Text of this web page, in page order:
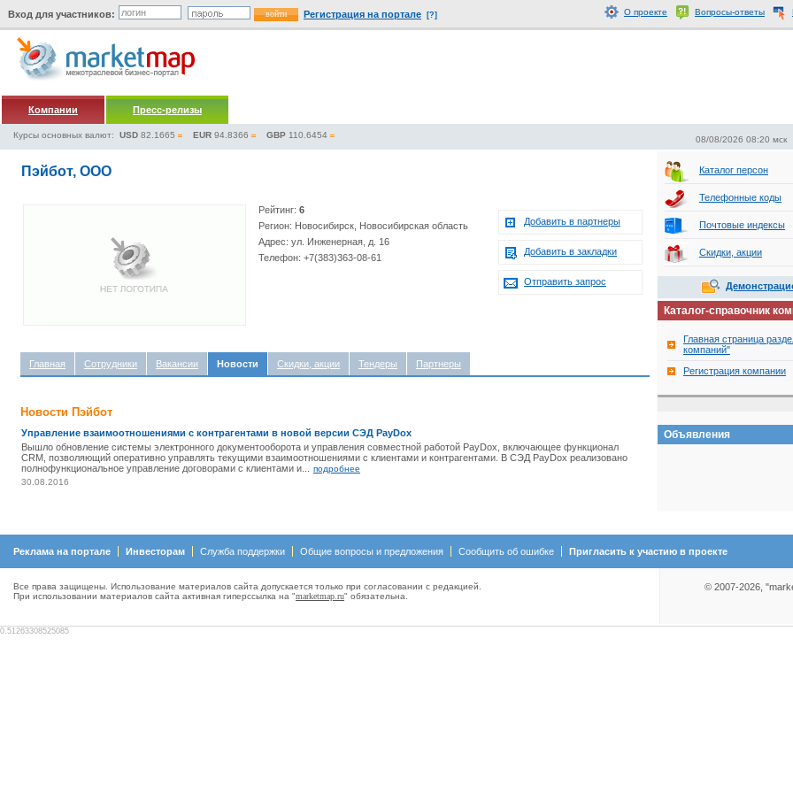
Вход для участников: Регистрация на портале [?] О проекте Вопросы-ответы
Компании Пресс-релизы
08/08/2026 08:20
Курсы основных валют: USD 82.1665 EUR 94.8366 GBP 110.6454
Пэйбот, ООО
Рейтинг: 6
Регион: Новосибирск, Новосибирская область
Адрес: ул. Инженерная, д. 16
Телефон: +7(383)363-08-61
Добавить в партнеры
Добавить в закладки
Отправить запрос
Главная Сотрудники Вакансии Новости Скидки, акции Тендеры Партнеры
Новости Пэйбот
Управление взаимоотношениями с контрагентами в новой версии СЭД PayDox
Вышло обновление системы электронного документооборота и управления совместной работой PayDox, включающее функционал
CRM, позволяющий оперативно управлять текущими взаимоотношениями с клиентами и контрагентами. В СЭД PayDox реализовано
полнофункциональное управление договорами с клиентами и...
подробнее
30.08.2016
Каталог персон
Телефонные коды
Почтовые индексы
Скидки, акции
Каталог-справочник
Главная страница
компаний"
Регистрация компании
Объявления
Реклама на портале Инвесторам Служба поддержки Общие вопросы и предложения Сообщить об ошибке Пригласить к участию в проекте
© 2007-2026,
Все права защищены. Использование материалов сайта допускается только при согласовании с редакцией.
При использовании материалов сайта активная гиперсcылка на "marketmap.ru" обязательна.
0.51263308525085